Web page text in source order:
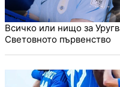
Всичко или нищо за
Световното първенство